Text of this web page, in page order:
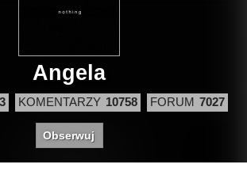
Angela
KOMENTARZY 10758 FORUM 7027
Obserwuj